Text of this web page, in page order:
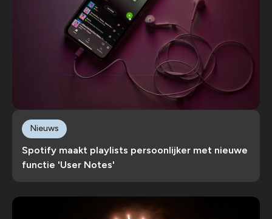
Spotify maakt playlists persoonlijker met nieuwe
functie 'User Notes'
Nieuws